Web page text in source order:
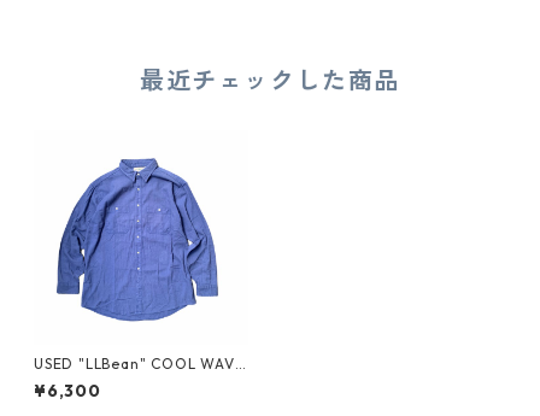
最近チェックした商品
USED "LLBean" COOL WAVE
SHIRT
¥6,300